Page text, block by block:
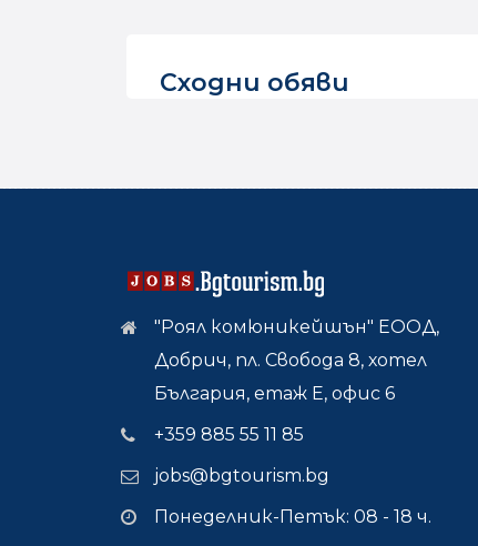
Сходни обяви
"Роял комюникейшън" ЕООД,
Добрич, пл. Свобода 8, хотел
България, етаж Е, офис 6
+359 885 55 11 85
jobs@bgtourism.bg
Понеделник-Петък: 08 - 18 ч.